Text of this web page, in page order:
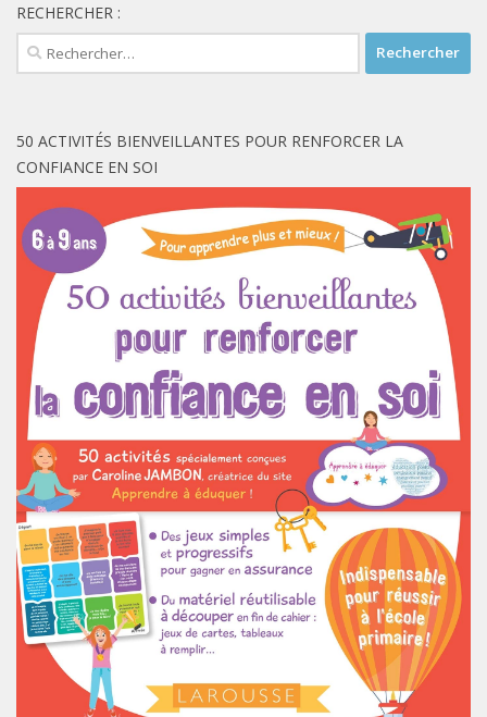
RECHERCHER :
Rechercher :
50 ACTIVITÉS BIENVEILLANTES POUR RENFORCER LA
CONFIANCE EN SOI